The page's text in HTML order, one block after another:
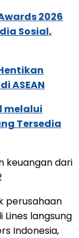
2026
Sosial,
ASEAN
melalui
Tersedia
keuangan dari
perusahaan
langsung
Indonesia,